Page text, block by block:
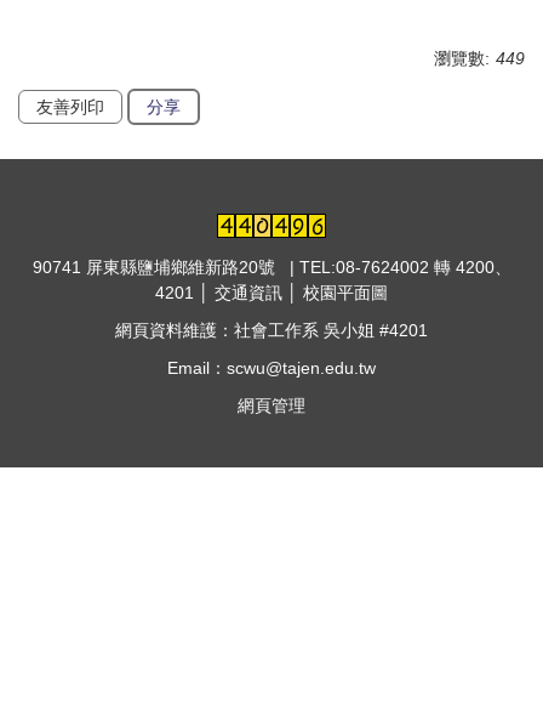
瀏覽數: 449
友善列印 分享
90741 屏東縣鹽埔鄉維新路20號 | TEL:08-7624002 轉 4200、
4201 │ 交通資訊
校園平面圖
網頁資料維護：社會工作系 吳小姐 #4201
Email：scwu@tajen.edu.tw
網頁管理